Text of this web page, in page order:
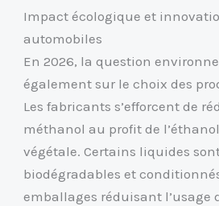
Impact écologique et
automobiles
En 2026, la question
également sur le choix des
Les fabricants s’efforcent de
méthanol au profit de
végétale. Certains liquides
biodégradables et
emballages réduisant l’usage